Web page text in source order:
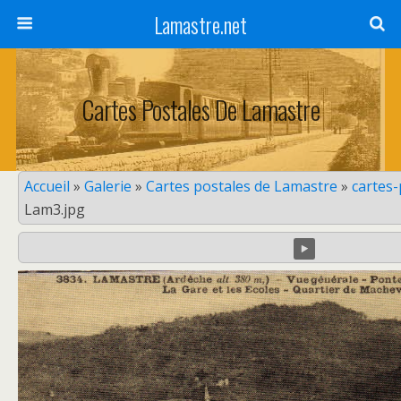
Lamastre.net
Cartes Postales De Lamastre
Accueil » Galerie » Cartes postales de Lamastre »
Lam3.jpg